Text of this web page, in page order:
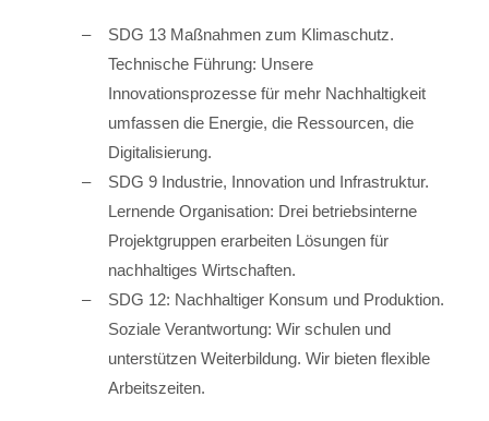
SDG 13 Maßnahmen zum Klimaschutz.
Technische Führung: Unsere
Innovationsprozesse für mehr Nachhaltigkeit
umfassen die Energie, die Ressourcen, die
Digitalisierung.
SDG 9 Industrie, Innovation und Infrastruktur.
Lernende Organisation: Drei betriebsinterne
Projektgruppen erarbeiten Lösungen für
nachhaltiges Wirtschaften.
SDG 12: Nachhaltiger Konsum und Produktion.
Soziale Verantwortung: Wir schulen und
unterstützen Weiterbildung. Wir bieten flexible
Arbeitszeiten.